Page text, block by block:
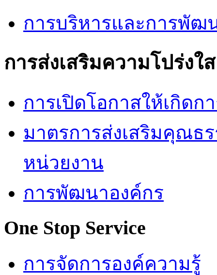
การบริหารและการพัฒ
การส่งเสริมความโปร่งใส
การเปิดโอกาสให้เกิดก
มาตรการส่งเสริมคุณธ
หน่วยงาน
การพัฒนาองค์กร
One Stop Service
การจัดการองค์ความรู้